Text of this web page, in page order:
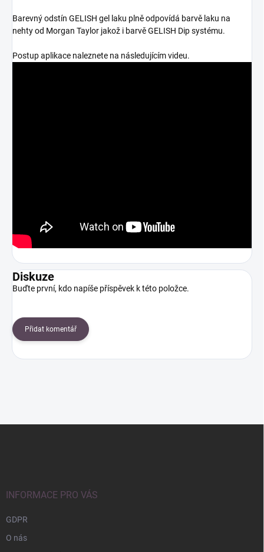
Barevný odstín GELISH gel laku plně odpovídá barvě laku na
nehty od Morgan Taylor jakož i barvě GELISH Dip systému.
Postup aplikace naleznete na následujícím videu.
Diskuze
Buďte první, kdo napíše příspěvek k této položce.
Přidat komentář
INFORMACE PRO VÁS
GDPR
O nás